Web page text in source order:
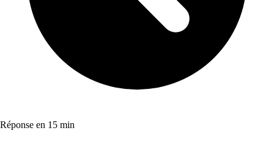
Réponse en 15 min